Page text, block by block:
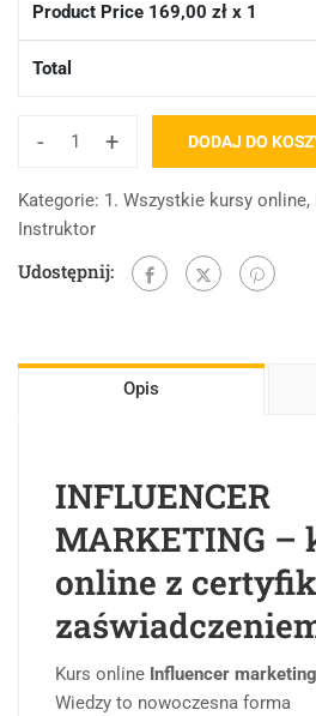
Product Price 169,00 zł x 1
Total
- + DODAJ DO
Kategorie: 1. Wszystkie kursy online,
Instruktor
Udostępnij:
Opis
INFLUENCER
MARKETING –
online z
Kurs online Influencer marketing
Wiedzy to nowoczesna forma